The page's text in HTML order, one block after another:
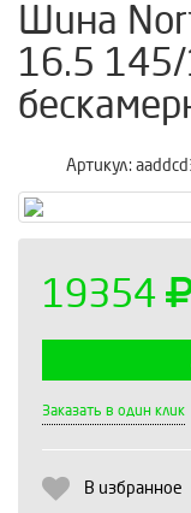
Шина
16.5
Артикул:
19354
Заказать в один клик
В избранное